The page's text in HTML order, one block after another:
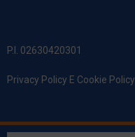
P.I. 02630420301
Privacy Policy E Cookie Policy